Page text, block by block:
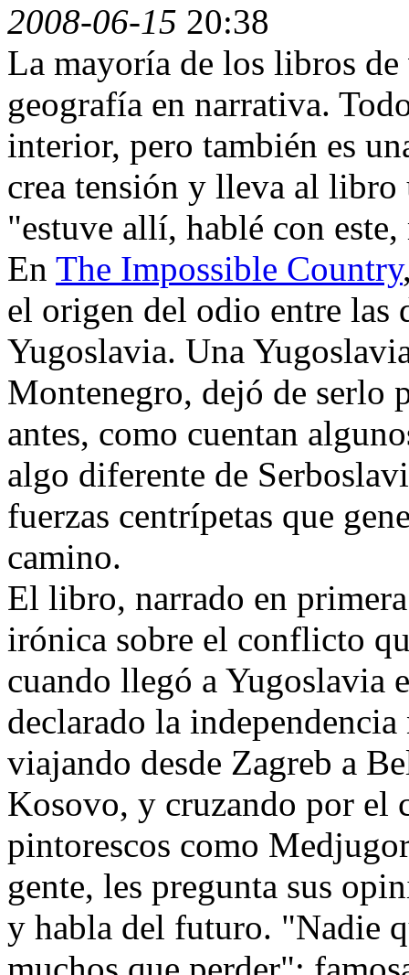
2008-06-15 20:38
La mayoría de los libros
geografía en narrativa.
interior, pero también es
crea tensión y lleva al libro
"estuve allí, hablé con
En The Impossible Country
el origen del odio entre las
Yugoslavia. Una
Montenegro, dejó de serlo
antes, como cuentan
algo diferente de
fuerzas centrípetas que
camino.
El libro, narrado en
irónica sobre el conflicto
cuando llegó a Yugoslavia
declarado la
viajando desde Zagreb a
Kosovo, y cruzando por el
pintorescos como
gente, les pregunta sus
y habla del futuro. "Nadie